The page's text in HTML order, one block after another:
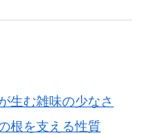
生む雑味の少なさ
根を支える性質